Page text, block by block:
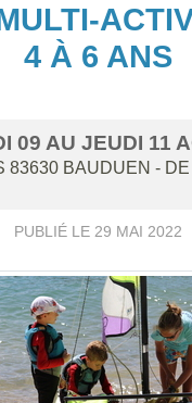
4 À 6 ANS
09 AU JEUDI 11
83630 BAUDUEN -
PUBLIÉ LE 29 MAI 2022